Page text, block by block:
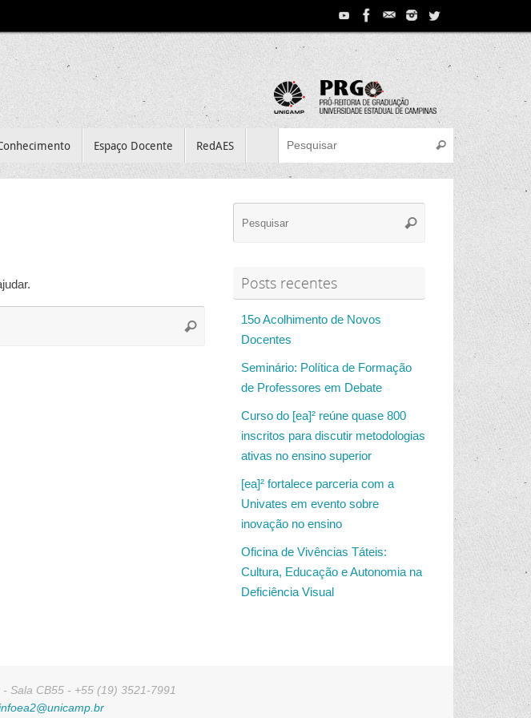
Espaço Docente RedAES
Search for:
Pesquisar
Pesquisar
Pesquisar
Posts recentes
15o Acolhimento de Novos
Docentes
Seminário: Política de Formação
de Professores em Debate
Curso do [ea]² reúne quase 800
inscritos para discutir metodologias
ativas no ensino superior
[ea]² fortalece parceria com a
Univates em evento sobre
inovação no ensino
Oficina de Vivências Táteis:
Cultura, Educação e Autonomia na
Deficiência Visual
Sala CB55 - +55 (19) 3521-7991